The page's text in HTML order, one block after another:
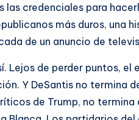
las credenciales para
más duros, una
de un anuncio de
Lejos de perder puntos,
Y DeSantis no termina
de Trump, no